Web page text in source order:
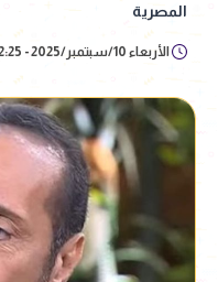
المصرية
الأربعاء 10/سبتمبر/2025 - 12:25 م